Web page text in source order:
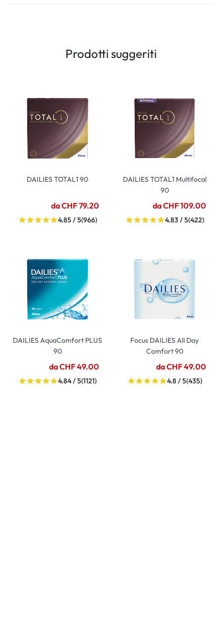
Prodotti suggeriti
DAILIES TOTAL1 90
da CHF 79.20
4.85 / 5(966)
DAILIES TOTAL1 Multifocal
90
da CHF 109.00
4.83 / 5(422)
DAILIES AquaComfort PLUS
90
da CHF 49.00
4.84 / 5(1121)
Focus DAILIES All Day
Comfort 90
da CHF 49.00
4.8 / 5(435)